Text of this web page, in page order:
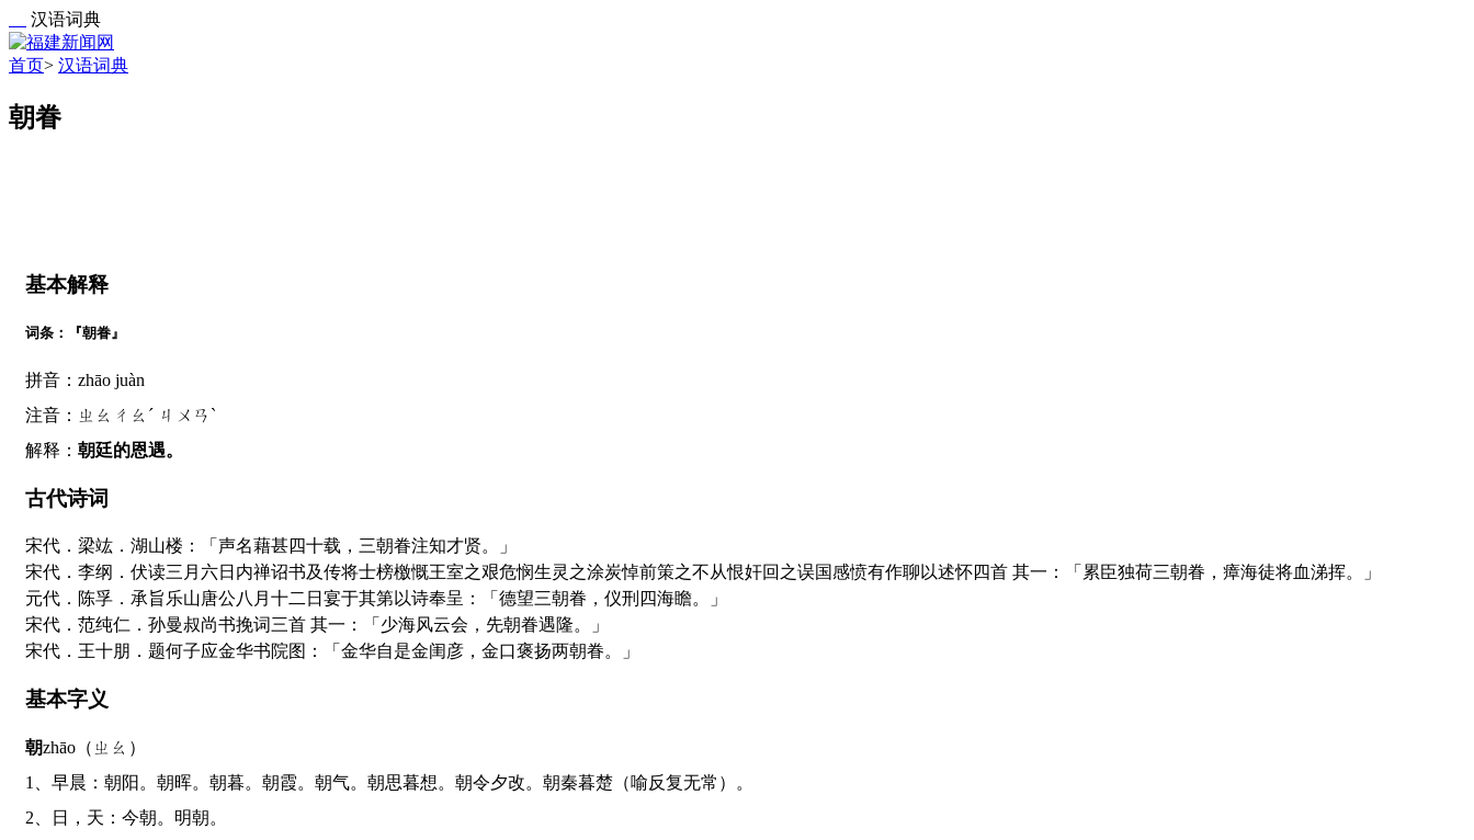
汉语词典
首页> 汉语词典
朝眷
基本解释
词条：『朝眷』
拼音：zhāo juàn
注音：ㄓㄠㄔㄠˊ ㄐㄨㄢˋ
解释： 朝廷的恩遇。
古代诗词
宋代．梁竑．湖山楼：「声名藉甚四十载，三朝眷注知才贤。」
宋代．李纲．伏读三月六日内禅诏书及传将士榜檄慨王室之艰危悯生灵之涂炭悼前策之不从恨奸回之误国感愤有作聊以述怀四首 其一：「累臣独荷三朝眷，瘴海徒将血涕挥。」
元代．陈孚．承旨乐山唐公八月十二日宴于其第以诗奉呈：「德望三朝眷，仪刑四海瞻。」
宋代．范纯仁．孙曼叔尚书挽词三首 其一：「少海风云会，先朝眷遇隆。」
宋代．王十朋．题何子应金华书院图：「金华自是金闺彦，金口褒扬两朝眷。」
基本字义
朝zhāo（ㄓㄠ）
1、早晨：朝阳。朝晖。朝暮。朝霞。朝气。朝思暮想。朝令夕改。朝秦暮楚（喻反复无常）。
2、日，天：今朝。明朝。